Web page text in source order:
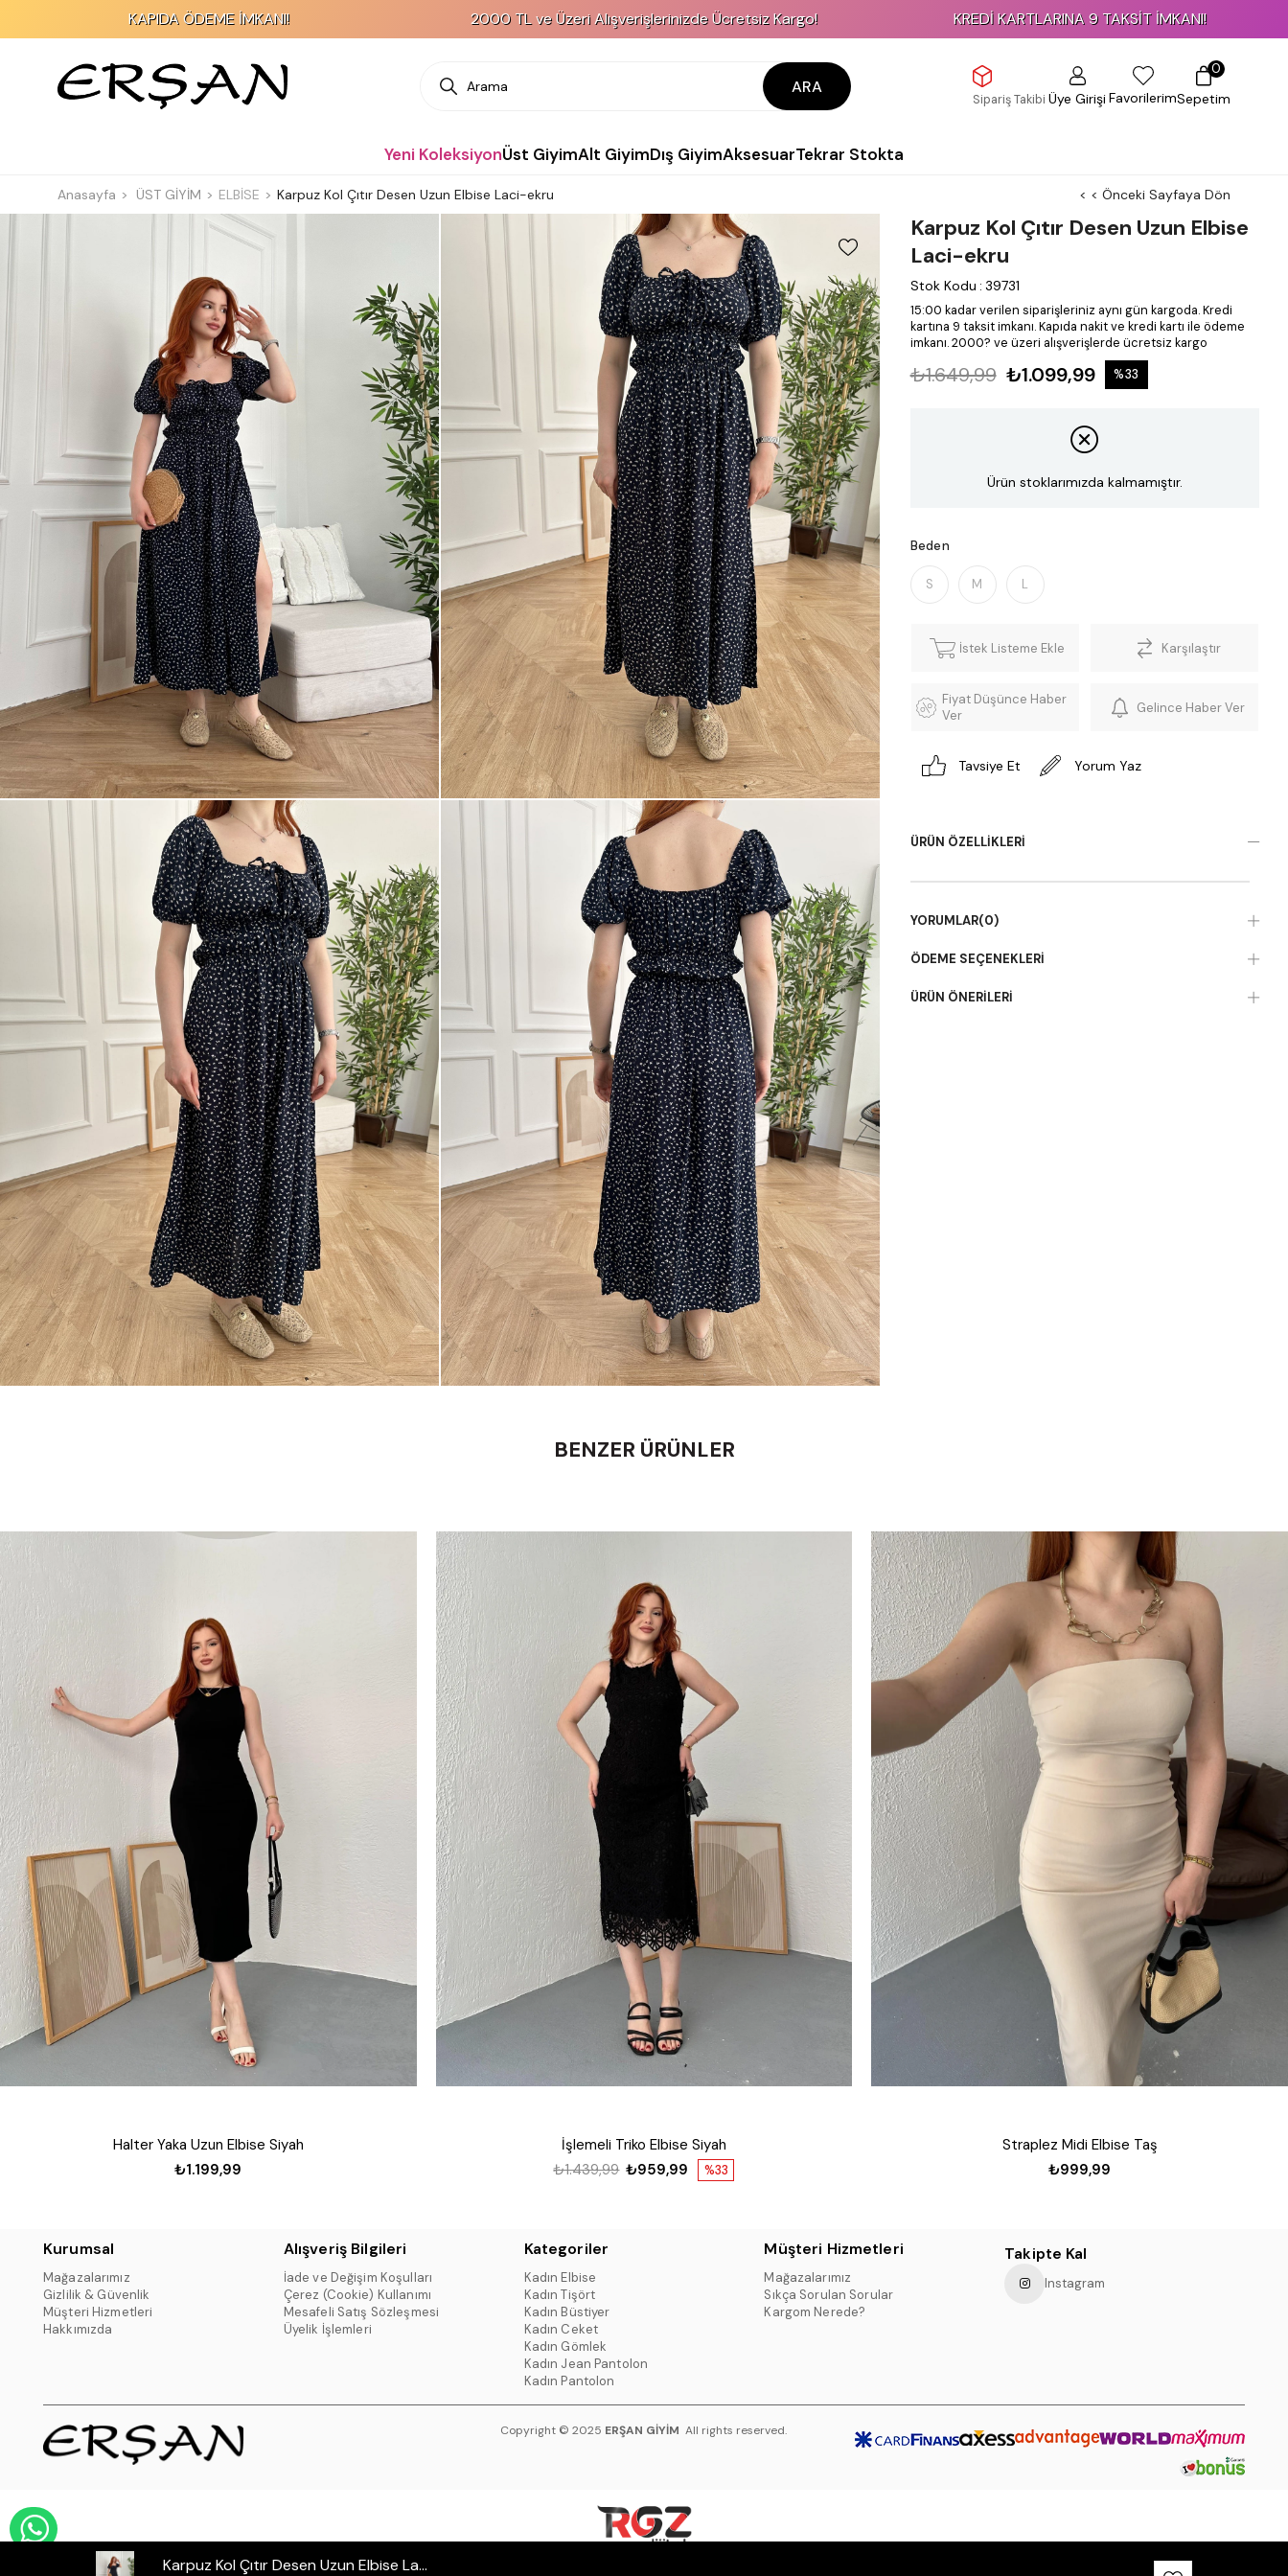
KAPIDA ÖDEME İMKANI! 2000 TL ve Üzeri Alışverişlerinizde Ücretsiz Kargo! KREDİ KARTLARINA 9 TAKSİT İMKANI!
ARA
Sipariş Takibi Üye GirişiFavorilerimSepetim
0
Yeni KoleksiyonÜst GiyimAlt GiyimDış GiyimAksesuarTekrar Stokta
Anasayfa ÜST GİYİM ELBİSE Karpuz Kol Çıtır Desen Uzun Elbise Laci-ekru < < Önceki Sayfaya Dön
Karpuz Kol Çıtır Desen Uzun Elbise
Laci-ekru
Stok Kodu : 39731
15:00 kadar verilen siparişleriniz aynı gün kargoda. Kredi
kartına 9 taksit imkanı. Kapıda nakit ve kredi kartı ile ödeme
imkanı. 2000? ve üzeri alışverişlerde ücretsiz kargo
₺1.649,99 ₺1.099,99 %33
Ürün stoklarımızda kalmamıştır.
Beden
S M L
İstek Listeme Ekle Karşılaştır
Fiyat Düşünce Haber
Ver
Gelince Haber Ver
Tavsiye Et Yorum Yaz
ÜRÜN ÖZELLIKLERI
YORUMLAR(0)
ÖDEME SEÇENEKLERI
ÜRÜN ÖNERILERI
BENZER ÜRÜNLER
Halter Yaka Uzun Elbise Siyah
₺1.199,99
İşlemeli Triko Elbise Siyah
%33
₺959,99
₺1.439,99
Straplez Midi Elbise Taş
₺999,99
Kurumsal
Mağazalarımız
Gizlilik & Güvenlik
Müşteri Hizmetleri
Hakkımızda
Alışveriş Bilgileri
İade ve Değişim Koşulları
Çerez (Cookie) Kullanımı
Mesafeli Satış Sözleşmesi
Üyelik İşlemleri
Kategoriler
Kadın Elbise
Kadın Tişört
Kadın Büstiyer
Kadın Ceket
Kadın Gömlek
Kadın Jean Pantolon
Kadın Pantolon
Müşteri Hizmetleri
Mağazalarımız
Sıkça Sorulan Sorular
Kargom Nerede?
Takipte Kal
Instagram
Copyright © 2025 ERŞAN GİYİM All rights reserved.
Karpuz Kol Çıtır Desen Uzun Elbise Laci-ekru